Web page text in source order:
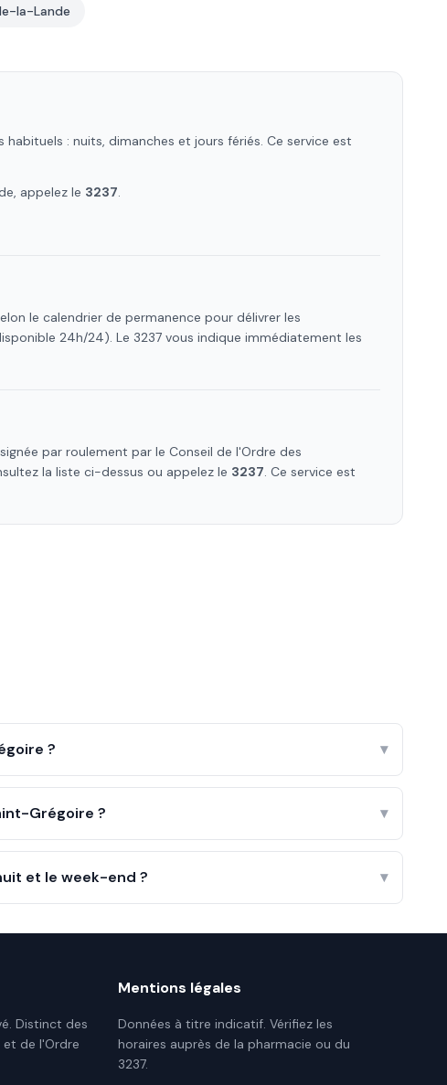
la-Lande
: nuits, dimanches et jours fériés. Ce service est
appelez le 3237.
le calendrier de permanence pour délivrer les
24h/24). Le 3237 vous indique immédiatement les
par roulement par le Conseil de l'Ordre des
la liste ci-dessus ou appelez le 3237. Ce service est
? ▾
Grégoire ? ▾
et le week-end ? ▾
Distinct des
de l'Ordre
Mentions légales
Données à titre indicatif. Vérifiez les
horaires auprès de la pharmacie ou du
3237.